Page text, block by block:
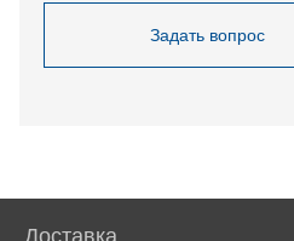
Задать вопрос
Доставка